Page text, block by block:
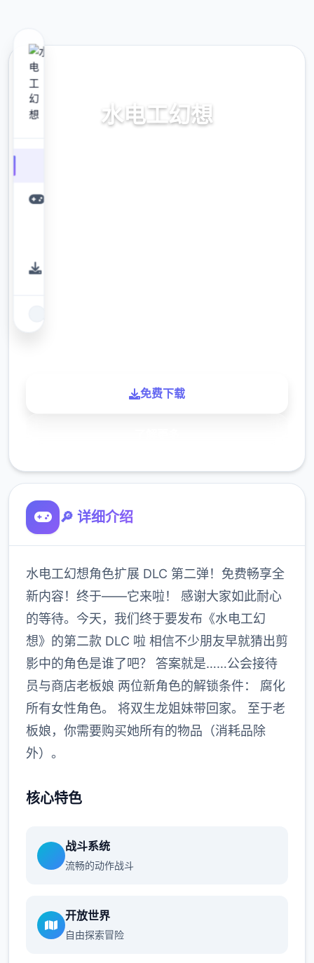
水电工幻想
免费下载
🔎 详细介绍
水电工幻想角色扩展 DLC 第二弹！免费畅享全
新内容！终于——它来啦！ 感谢大家如此耐心
的等待。今天，我们终于要发布《水电工幻
想》的第二款 DLC 啦 相信不少朋友早就猜出剪
影中的角色是谁了吧？ 答案就是……公会接待
员与商店老板娘 两位新角色的解锁条件： 腐化
所有女性角色。 将双生龙姐妹带回家。 至于老
板娘，你需要购买她所有的物品（消耗品除
外）。
核心特色
战斗系统
流畅的动作战斗
开放世界
自由探索冒险